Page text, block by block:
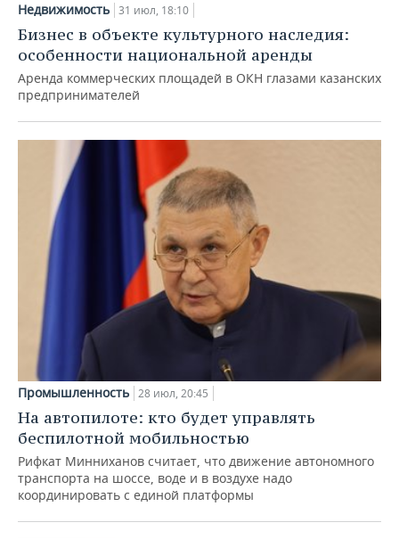
Недвижимость 31 июл, 18:10
Бизнес в объекте культурного наследия:
особенности национальной аренды
Аренда коммерческих площадей в ОКН глазами казанских
предпринимателей
Промышленность 28 июл, 20:45
На автопилоте: кто будет управлять
беспилотной мобильностью
Рифкат Минниханов считает, что движение автономного
транспорта на шоссе, воде и в воздухе надо
координировать с единой платформы